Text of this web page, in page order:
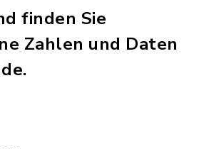
finden Sie
Zahlen und Daten